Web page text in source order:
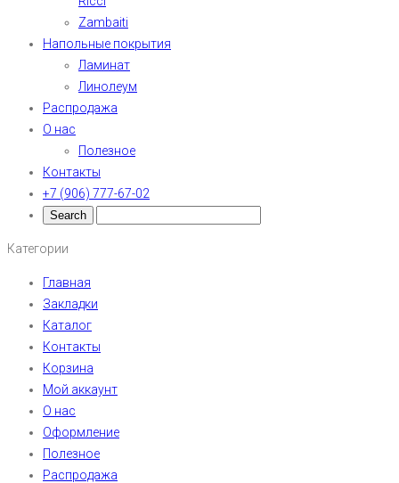
Zambaiti
Напольные покрытия
Ламинат
Линолеум
Распродажа
О нас
Полезное
Контакты
+7 (906) 777-67-02
Категории
Главная
Закладки
Каталог
Контакты
Корзина
Мой аккаунт
О нас
Оформление
Полезное
Распродажа